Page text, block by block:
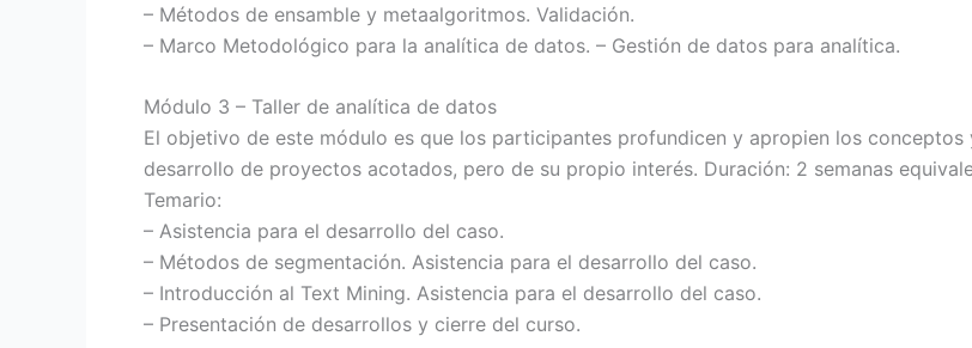
– Métodos de ensamble y metaalgoritmos. Validación.
– Marco Metodológico para la analítica de datos. – Gestión de datos para analítica.
Módulo 3 – Taller de analítica de datos
El objetivo de este módulo es que los participantes profundicen y apropien los
desarrollo de proyectos acotados, pero de su propio interés. Duración: 2 semanas
Temario:
– Asistencia para el desarrollo del caso.
– Métodos de segmentación. Asistencia para el desarrollo del caso.
– Introducción al Text Mining. Asistencia para el desarrollo del caso.
– Presentación de desarrollos y cierre del curso.